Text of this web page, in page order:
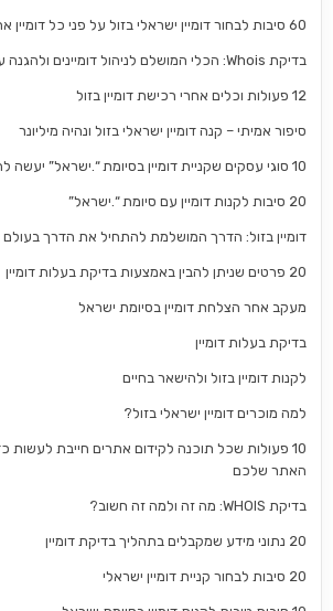
60 סיבות לבחור דומיין ישראלי בזול על פני כל דומיין אחר
בדיקת Whois: הכלי המושלם לניהול דומיינים ולהגנה על הפרטיות
12 פעולות וכלים אחרי רכישת דומיין בזול
סיפור אמיתי – קנה דומיין ישראלי בזול ונהיה מיליונר
10 סוגי עסקים שקניית דומיין בסיומת “.ישראל” יעשה להם רק טוב
20 סיבות לקנות דומיין עם סיומת “.ישראל”
דומיין בזול: הדרך המושלמת להתחיל את הדרך בעולם
20 פרטים שניתן להבין באמצעות בדיקת בעלות דומיין
מעקב אחר הצלחת דומיין בסיומת ישראל
בדיקת בעלות דומיין
לקנות דומיין בזול ולהישאר בחיים
למה מוכרים דומיין ישראלי בזול?
10 פעולות שכל תוכנה לקידום אתרים חייבת
האתר שלכם
בדיקת WHOIS: מה זה ולמה זה חשוב?
20 נתוני מידע שמקבלים בתהליך בדיקת דומיין
20 סיבות לבחור קניית דומיין ישראלי